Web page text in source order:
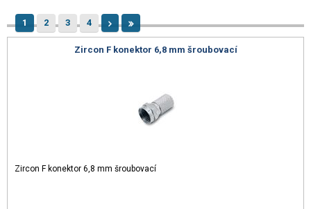
1 2 3 4
Zircon F konektor 6,8 mm šroubovací
Zircon F konektor 6,8 mm šroubovací